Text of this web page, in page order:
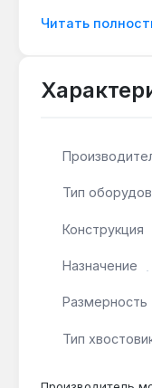
нагрузок
Чем
мм).
Читать
Тип
Конструкция
Назначение
Размерность
Тип